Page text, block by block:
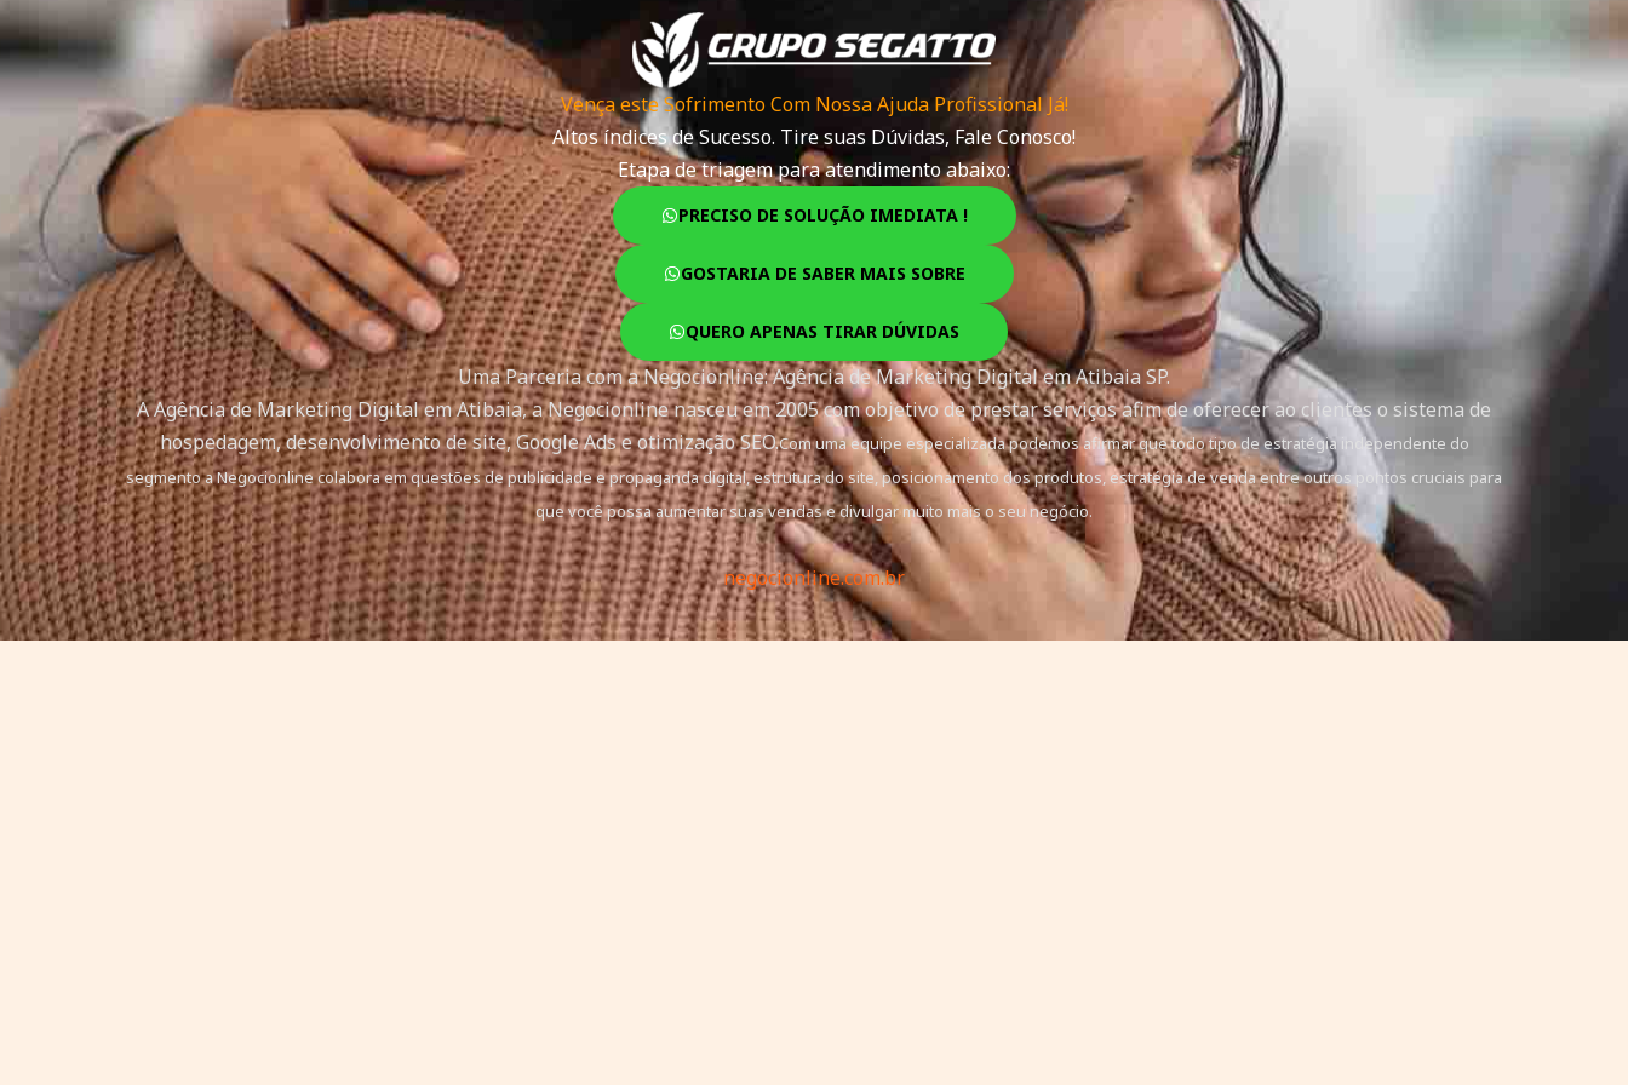
Vença este Sofrimento Com Nossa Ajuda Profissional Já!
Altos índices de Sucesso. Tire suas Dúvidas, Fale Conosco!
Etapa de triagem para atendimento abaixo:
PRECISO DE SOLUÇÃO IMEDIATA !
GOSTARIA DE SABER MAIS SOBRE
QUERO APENAS TIRAR DÚVIDAS
Uma Parceria com a Negocionline: Agência de Marketing Digital em Atibaia SP.
A Agência de Marketing Digital em Atibaia, a Negocionline nasceu em 2005 com objetivo de prestar serviços afim de oferecer ao clientes o sistema de
hospedagem, desenvolvimento de site, Google Ads e otimização SEO.Com uma equipe especializada podemos afirmar que todo tipo de estratégia independente do
segmento a Negocionline colabora em questões de publicidade e propaganda digital, estrutura do site, posicionamento dos produtos, estratégia de venda entre outros pontos cruciais para
que você possa aumentar suas vendas e divulgar muito mais o seu negócio.
negocionline.com.br